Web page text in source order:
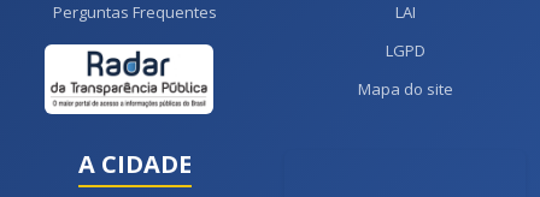
Perguntas Frequentes
LAI
LGPD
Mapa do site
A CIDADE